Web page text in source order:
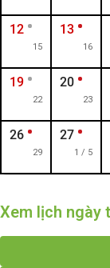
12
15
13
16
19
22
20
23
26
29
27
1 / 5
Xem lịch ngày